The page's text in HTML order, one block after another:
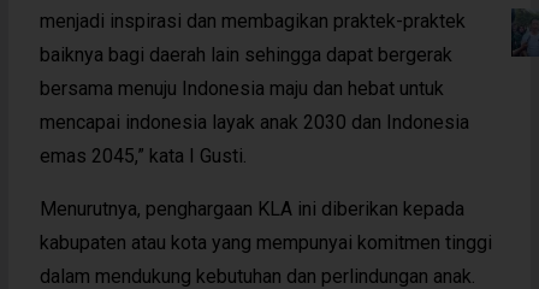
menjadi inspirasi dan membagikan praktek-praktek
baiknya bagi daerah lain sehingga dapat bergerak
bersama menuju Indonesia maju dan hebat untuk
mencapai indonesia layak anak 2030 dan Indonesia
emas 2045,” kata I Gusti.
Menurutnya, penghargaan KLA ini diberikan kepada
kabupaten atau kota yang mempunyai komitmen tinggi
dalam mendukung kebutuhan dan perlindungan anak.